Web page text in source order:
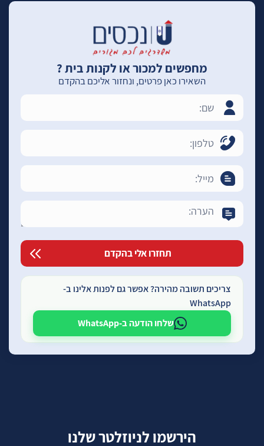
מחפשים למכור או לקנות בית ?
השאירו כאן פרטים, ונחזור אליכם בהקדם
צריכים תשובה מהירה? אפשר גם לפנות אלינו ב-
WhatsApp
שלחו הודעה ב-WhatsApp
הירשמו לניוזלטר שלנו